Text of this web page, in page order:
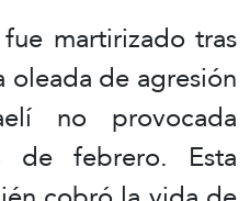
martirizado tras
de agresión
no provocada
febrero. Esta